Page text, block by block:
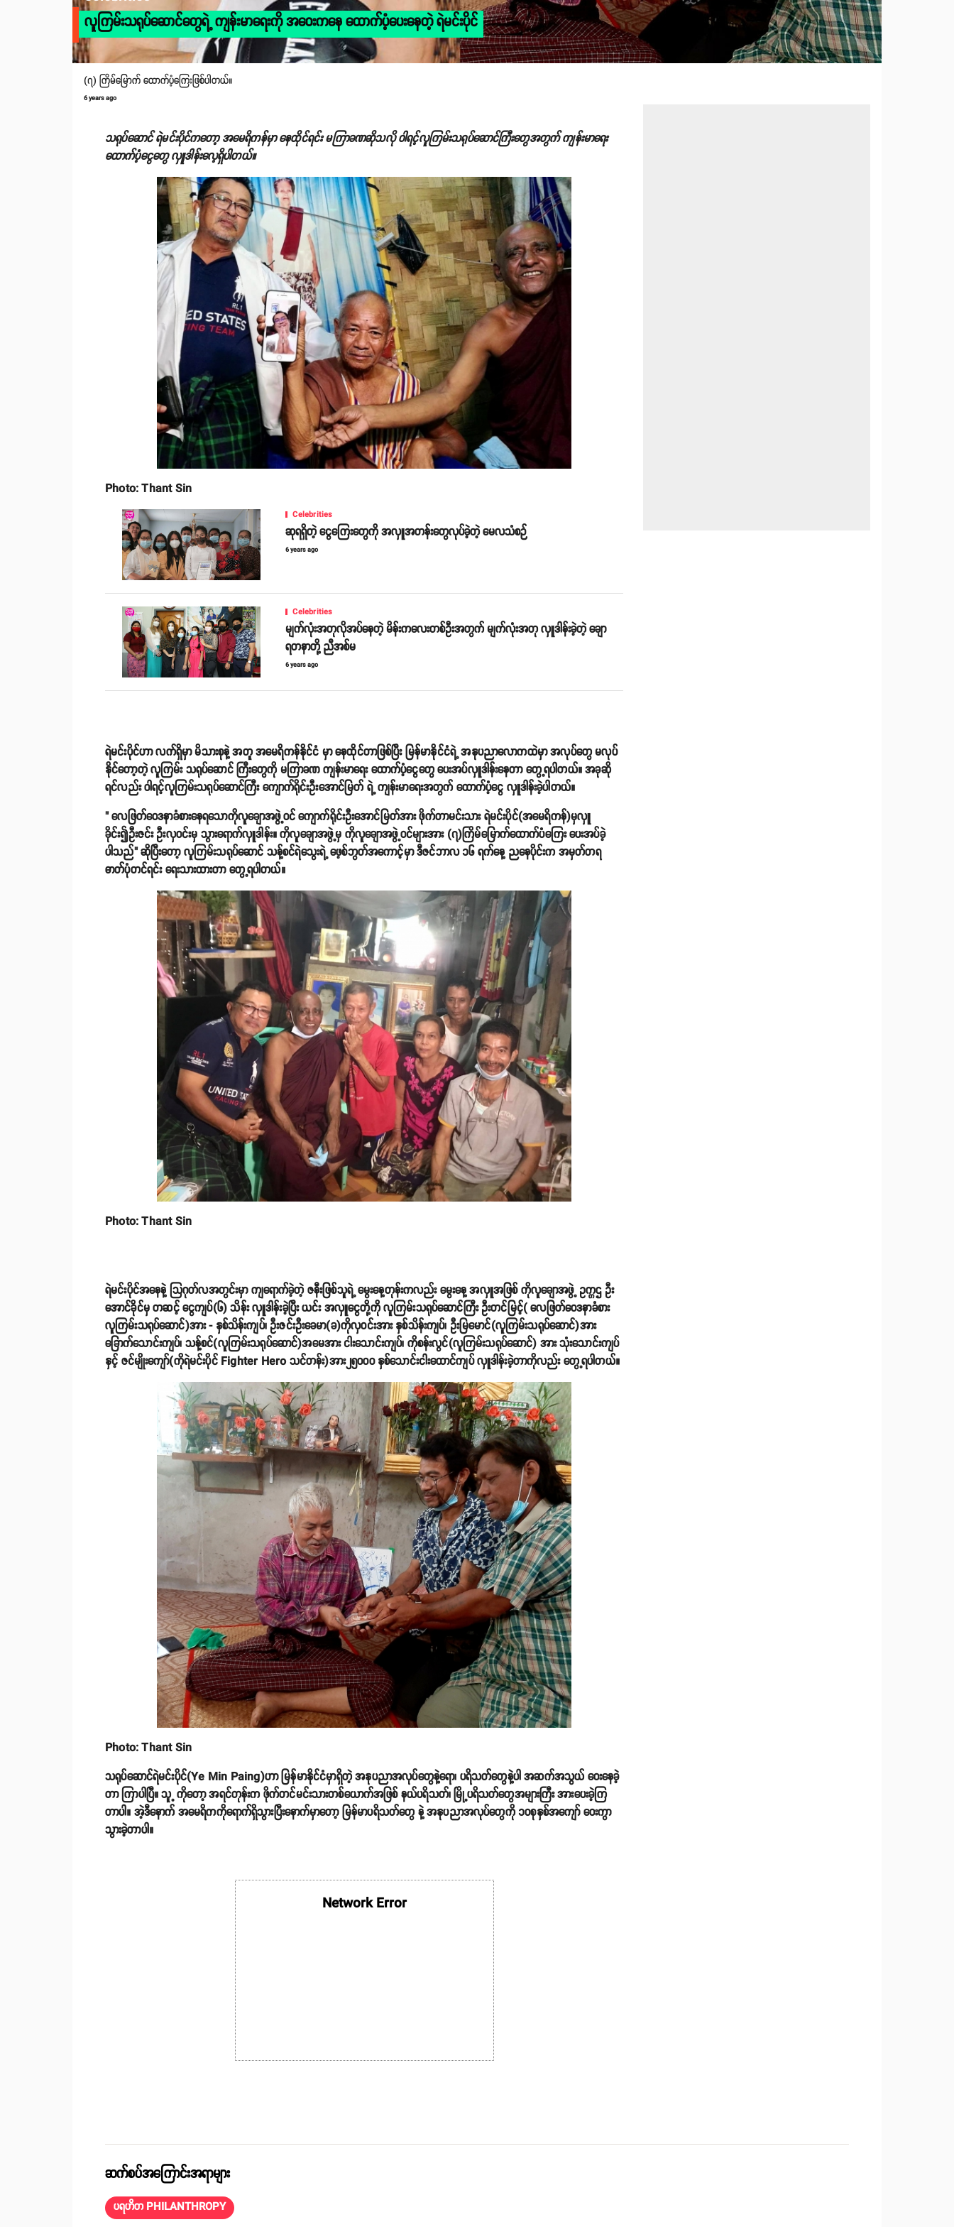
လူကြမ်းသရုပ်ဆောင်တွေရဲ့ ကျန်းမာရေးကို အဝေးကနေ ထောက်ပံ့ပေးနေတဲ့ ရဲမင်းပိုင်
(၇) ကြိမ်မြောက် ထောက်ပံ့ကြေးဖြစ်ပါတယ်။
6 years ago
သရုပ်ဆောင် ရဲမင်းပိုင်ကတော့ အမေရိကန်မှာ နေထိုင်ရင်း မကြာခဏဆိုသလို ဝါရင့်လူကြမ်းသရုပ်ဆောင်ကြီးတွေအတွက် ကျန်းမာရေး
ထောက်ပံ့ငွေတွေ လှူဒါန်းလေ့ရှိပါတယ်။
Photo: Thant Sin
Celebrities
ဆုရရှိတဲ့ ငွေကြေးတွေကို အလှူအတန်းတွေလုပ်ခဲ့တဲ့ မေလသံစဉ်
6 years ago
Celebrities
မျက်လုံးအတုလိုအပ်နေတဲ့ မိန်းကလေးတစ်ဦးအတွက် မျက်လုံးအတု လှူဒါန်းခဲ့တဲ့ ချော
ရတနာတို့ ညီအစ်မ
6 years ago
ရဲမင်းပိုင်ဟာ လက်ရှိမှာ မိသားစုနဲ့ အတူ အမေရိကန်နိုင်ငံ မှာ နေထိုင်တာဖြစ်ပြီး မြန်မာနိုင်ငံရဲ့ အနုပညာလောကထဲမှာ အလုပ်တွေ မလုပ်
နိုင်တော့တဲ့ လူကြမ်း သရုပ်ဆောင် ကြီးတွေကို မကြာခဏ ကျန်းမာရေး ထောက်ပံ့ငွေတွေ ပေးအပ်လှူဒါန်းနေတာ တွေ့ရပါတယ်။ အခုဆို
ရင်လည်း ဝါရင့်လူကြမ်းသရုပ်ဆောင်ကြီး ကျောက်ရိုင်းဦးအောင်မြတ် ရဲ့ ကျန်းမာရေးအတွက် ထောက်ပံ့ငွေ လှူဒါန်းခဲ့ပါတယ်။
" လေဖြတ်ဝေဒနာခံစားနေရသောကိုလူချောအဖွဲ့ဝင် ကျောက်ရိုင်းဦးအောင်မြတ်အား ဖိုက်တာမင်းသား ရဲမင်းပိုင်(အမေရိကန်)မှလှူ
ခိုင်း၍ဦးဇင်း ဦးလှဝင်းမှ သွားရောက်လှူဒါန်း။ ကိုလူချောအဖွဲ့မှ ကိုလူချောအဖွဲ့ဝင်များအား (၇)ကြိမ်မြောက်ထောက်ပံကြေး ပေးအပ်ခဲ့
ပါသည်" ဆိုပြီးတော့ လူကြမ်းသရုပ်ဆောင် သန့်စင်ရဲသွေးရဲ့ ဖေ့စ်ဘွတ်အကောင့်မှာ ဒီဇင်ဘာလ ၁၆ ရက်နေ့ ညနေပိုင်းက အမှတ်တရ
ဓာတ်ပုံတင်ရင်း ရေးသားထားတာ တွေ့ရပါတယ်။
Photo: Thant Sin
ရဲမင်းပိုင်အနေနဲ့ သြဂုတ်လအတွင်းမှာ ကျရောက်ခဲ့တဲ့ ဇနီးဖြစ်သူရဲ့ မွေးနေ့တုန်းကလည်း မွေးနေ့ အလှူအဖြစ် ကိုလူချောအဖွဲ့ ဥက္ကဌ ဦး
အောင်ခိုင်မှ တဆင့် ငွေကျပ်(၆) သိန်း လှူဒါန်းခဲ့ပြီး ယင်း အလှူငွေတို့ကို လူကြမ်းသရုပ်ဆောင်ကြီး ဦးတင်မြင့်( လေဖြတ်ဝေဒနာခံစား
လူကြမ်းသရုပ်ဆောင်)အား - နှစ်သိန်းကျပ်၊ ဦးဇင်းဦးခေမာ(ခ)ကိုလှဝင်းအား နှစ်သိန်းကျပ်၊ ဦးမြမောင်(လူကြမ်းသရုပ်ဆောင်)အား
ခြောက်သောင်းကျပ်၊ သန့်စင်(လူကြမ်းသရုပ်ဆောင်)အမေအား ငါးသောင်းကျပ်၊ ကိုစန်းလွင်(လူကြမ်းသရုပ်ဆောင်) အား သုံးသောင်းကျပ်
နှင့် ဇင်မျိုးကျော်(ကိုရဲမင်းပိုင် Fighter Hero သင်တန်း)အား၂၅၀၀၀ နှစ်သောင်းငါးထောင်ကျပ် လှူဒါန်းခဲ့တာကိုလည်း တွေ့ရပါတယ်။
Photo: Thant Sin
သရုပ်ဆောင်ရဲမင်းပိုင်(Ye Min Paing)ဟာ မြန်မာနိုင်ငံမှာရှိတဲ့ အနုပညာအလုပ်တွေနဲ့ရော၊ ပရိသတ်တွေနဲ့ပါ အဆက်အသွယ် ဝေးနေခဲ့
တာ ကြာပါပြီ။ သူ့ ကိုတော့ အရင်တုန်းက ဖိုက်တင်မင်းသားတစ်ယောက်အဖြစ် နယ်ပရိသတ်၊ မြို့ပရိသတ်တွေအများကြီး အားပေးခဲ့ကြ
တာပါ။ အဲ့ဒီနောက် အမေရိကကိုရောက်ရှိသွားပြီးနောက်မှာတော့ မြန်မာပရိသတ်တွေ နဲ့ အနုပညာအလုပ်တွေကို ၁၀စုနှစ်အကျော် ဝေးကွာ
သွားခဲ့တာပါ။
ဆက်စပ်အကြောင်းအရာများ
ပရဟိတ PHILANTHROPY